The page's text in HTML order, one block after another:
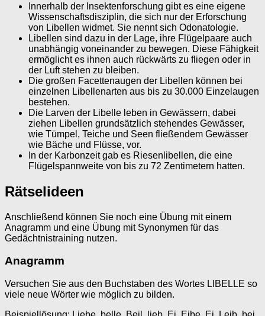
Innerhalb der Insektenforschung gibt es eine eigene
Wissenschaftsdisziplin, die sich nur der Erforschung
von Libellen widmet. Sie nennt sich Odonatologie.
Libellen sind dazu in der Lage, ihre Flügelpaare auch
unabhängig voneinander zu bewegen. Diese Fähigkeit
ermöglicht es ihnen auch rückwärts zu fliegen oder in
der Luft stehen zu bleiben.
Die großen Facettenaugen der Libellen können bei
einzelnen Libellenarten aus bis zu 30.000 Einzelaugen
bestehen.
Die Larven der Libelle leben in Gewässern, dabei
ziehen Libellen grundsätzlich stehendes Gewässer,
wie Tümpel, Teiche und Seen fließendem Gewässer
wie Bäche und Flüsse, vor.
In der Karbonzeit gab es Riesenlibellen, die eine
Flügelspannweite von bis zu 72 Zentimetern hatten.
Rätselideen
Anschließend können Sie noch eine Übung mit einem
Anagramm und eine Übung mit Synonymen für das
Gedächtnistraining nutzen.
Anagramm
Versuchen Sie aus den Buchstaben des Wortes LIBELLE so
viele neue Wörter wie möglich zu bilden.